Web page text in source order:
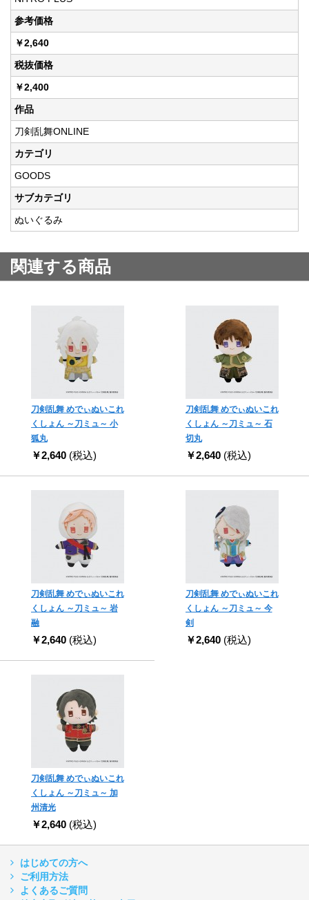
参考価格
￥2,640
税抜価格
￥2,400
作品
刀剣乱舞ONLINE
カテゴリ
GOODS
サブカテゴリ
ぬいぐるみ
関連する商品
刀剣乱舞 めでぃぬいこれ
くしょん ～刀ミュ～ 小
狐丸
￥2,640 (税込)
刀剣乱舞 めでぃぬいこれ
くしょん ～刀ミュ～ 石
切丸
￥2,640 (税込)
刀剣乱舞 めでぃぬいこれ
くしょん ～刀ミュ～ 岩
融
￥2,640 (税込)
刀剣乱舞 めでぃぬいこれ
くしょん ～刀ミュ～ 今
剣
￥2,640 (税込)
刀剣乱舞 めでぃぬいこれ
くしょん ～刀ミュ～ 加
州清光
￥2,640 (税込)
はじめての方へ
ご利用方法
よくあるご質問